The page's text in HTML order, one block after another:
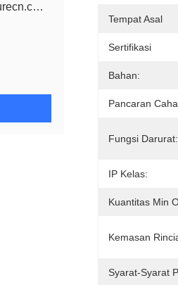
sales002@goldenfuturecn.com
Tempat Asal
Sertifikasi
Bahan:
Pancaran
Fungsi Darurat:
IP Kelas:
Kuantitas Min
Kemasan
Syarat-Syarat